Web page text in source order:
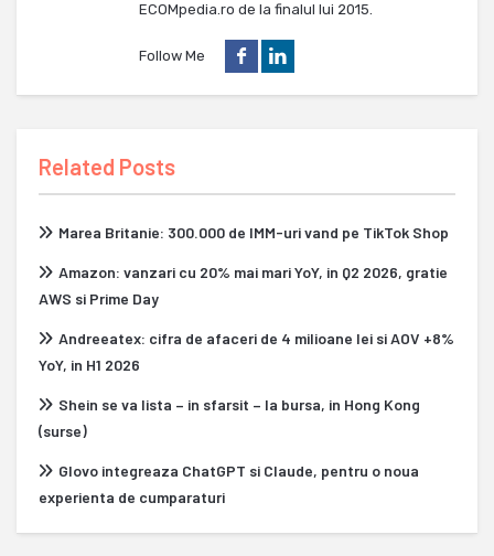
ECOMpedia.ro de la finalul lui 2015.
Follow Me
Related Posts
Marea Britanie: 300.000 de IMM-uri vand pe TikTok Shop
Amazon: vanzari cu 20% mai mari YoY, in Q2 2026, gratie
AWS si Prime Day
Andreeatex: cifra de afaceri de 4 milioane lei si AOV +8%
YoY, in H1 2026
Shein se va lista – in sfarsit – la bursa, in Hong Kong
(surse)
Glovo integreaza ChatGPT si Claude, pentru o noua
experienta de cumparaturi